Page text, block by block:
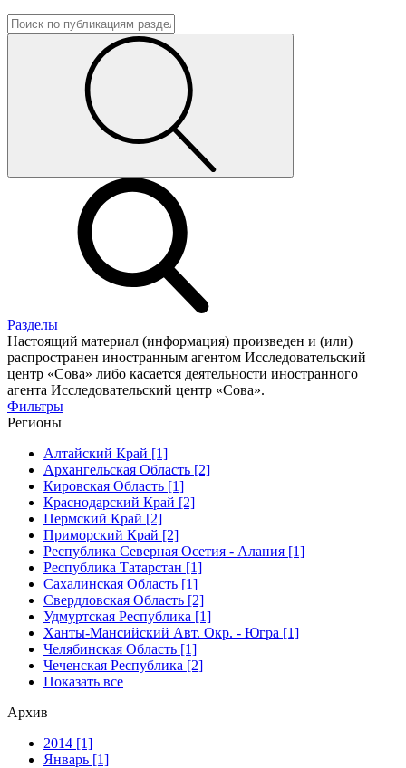
Разделы
Настоящий материал (информация) произведен и (или)
распространен иностранным агентом Исследовательский
центр «Сова» либо касается деятельности иностранного
агента Исследовательский центр «Сова».
Фильтры
Регионы
Алтайский Край [1]
Архангельская Область [2]
Кировская Область [1]
Краснодарский Край [2]
Пермский Край [2]
Приморский Край [2]
Республика Северная Осетия - Алания [1]
Республика Татарстан [1]
Сахалинская Область [1]
Свердловская Область [2]
Удмуртская Республика [1]
Ханты-Мансийский Авт. Окр. - Югра [1]
Челябинская Область [1]
Чеченская Республика [2]
Показать все
Архив
2014 [1]
Январь [1]